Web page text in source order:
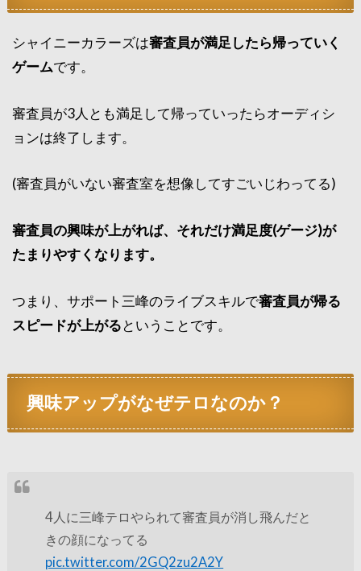
シャイニーカラーズは審査員が満足したら帰っていく
ゲームです。
審査員が3人とも満足して帰っていったらオーディシ
ョンは終了します。
(審査員がいない審査室を想像してすごいじわってる)
審査員の興味が上がれば、それだけ満足度(ゲージ)が
たまりやすくなります。
つまり、サポート三峰のライブスキルで審査員が帰る
スピードが上がるということです。
興味アップがなぜテロなのか？
4人に三峰テロやられて審査員が消し飛んだと
きの顔になってる
pic.twitter.com/2GQ2zu2A2Y